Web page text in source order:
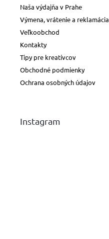
Naša výdajňa v Prahe
Výmena, vrátenie a reklamácia
Veľkoobchod
Kontakty
Tipy pre kreatívcov
Obchodné podmienky
Ochrana osobných údajov
Instagram